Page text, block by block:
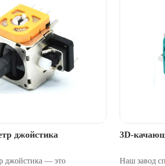
джойстика
джойстика — это
3D-
Наш завод